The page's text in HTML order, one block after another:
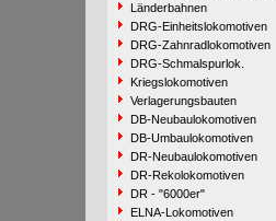
Länderbahnen
DRG-Einheitslokomotiven
DRG-Zahnradlokomotiven
DRG-Schmalspurlok.
Kriegslokomotiven
Verlagerungsbauten
DB-Neubaulokomotiven
DB-Umbaulokomotiven
DR-Neubaulokomotiven
DR-Rekolokomotiven
DR - "6000er"
ELNA-Lokomotiven